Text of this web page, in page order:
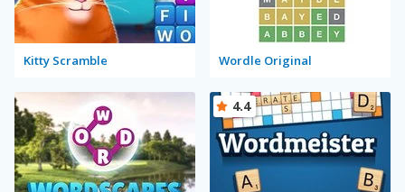
Kitty Scramble Wordle Original
4.4